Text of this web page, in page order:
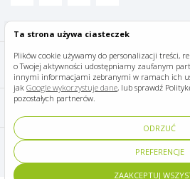
Ta strona używa ciasteczek
Plików cookie używamy do personalizacji treści,
o Twojej aktywności udostępniamy zaufanym
innymi informacjami zebranymi w ramach ich
jak Google wykorzystuje dane, lub sprawdź
pozostałych partnerów.
ODRZUĆ
PREFERENCJE
ZAAKCEPTUJ
Mazury Travel © 2026
Polityka prywatności